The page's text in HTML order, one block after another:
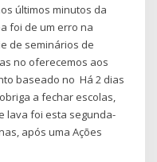
últimos minutos da
foi de um erro na
de seminários de
no oferecemos aos
baseado no Há 2 dias
a fechar escolas,
lava foi esta segunda-
após uma Ações